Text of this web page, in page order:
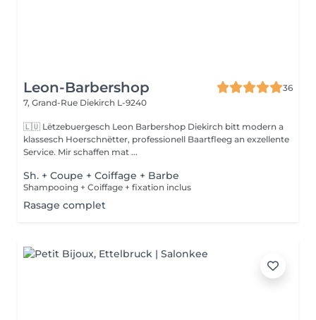
Leon-Barbershop
36
7, Grand-Rue Diekirch L-9240
🇱🇺 Lëtzebuergesch Leon Barbershop Diekirch bitt modern a
klassesch Hoerschnëtter, professionell Baartfleeg an exzellente
Service. Mir schaffen mat ...
Sh. + Coupe + Coiffage + Barbe
Shampooing + Coiffage + fixation inclus
Rasage complet